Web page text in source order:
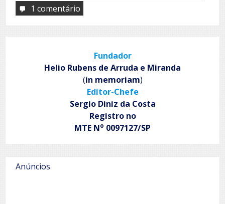
1 comentário
Fundador
Helio Rubens de Arruda e Miranda
(in memoriam)
Editor-Chefe
Sergio Diniz da Costa
Registro no
MTE No 0097127/SP
Anúncios